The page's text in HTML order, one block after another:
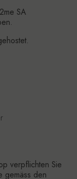
SA
verpflichten Sie
gemäss den